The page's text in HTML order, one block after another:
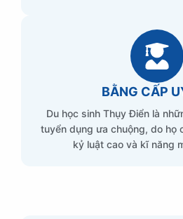
BẰNG CẤP
Du học sinh Thụy Điển là
tuyển dụng ưa chuộng, do họ
kỷ luật cao và kĩ năng